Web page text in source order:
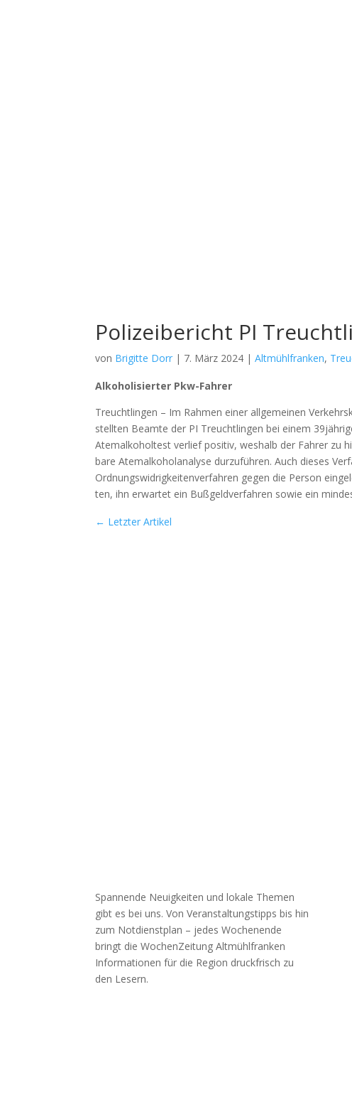
Polizeibericht PI
von Brigitte Dorr | 7. März 2024 |Altmühlfranken,
Alko­ho­li­sier­ter Pkw-Fah­rer
Treucht­lin­gen – Im Rah­men einer all­ge­mei­nen
stell­ten Beam­te der PI Treucht­lin­gen bei einem
Atem­al­ko­hol­test ver­lief posi­tiv, wes­halb der Fah­rer zu
ba­re Atem­al­ko­hol­ana­ly­se dur­zu­füh­ren. Auch die­ses
Ord­nungs­wid­rig­kei­ten­ver­fah­ren gegen die Per­son
ten, ihn erwar­tet ein Buß­geld­ver­fah­ren sowie ein
← Letzter Artikel
Spannende Neuigkeiten und lokale Themen
gibt es bei uns. Von Veranstaltungstipps bis hin
zum Notdienstplan – jedes Wochenende
bringt die WochenZeitung Altmühlfranken
Informationen für die Region druckfrisch zu
den Lesern.